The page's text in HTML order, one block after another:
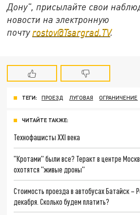
Дону", присылайте свои
новости на электронную
почту rostov@Tsargrad.ТV.
ТЕГИ: ПРОЕЗД ЛУГОВАЯ ОГРАНИЧЕНИЕ
ЧИТАЙТЕ ТАКЖЕ:
Технофашисты XXI века
"Кротами" были все? Теракт в центре
охотятся "живые дроны"
Стоимость проезда в автобусах Батайск –
декабря. Сколько будем платить?